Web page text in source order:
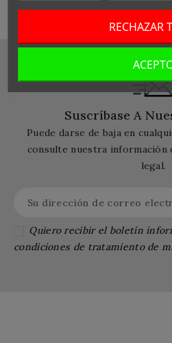
Suscríbase A
Puede darse de baja en
consulte nuestra información
legal.
Quiero recibir el boletín
condiciones de tratamiento de
RECHAZAR